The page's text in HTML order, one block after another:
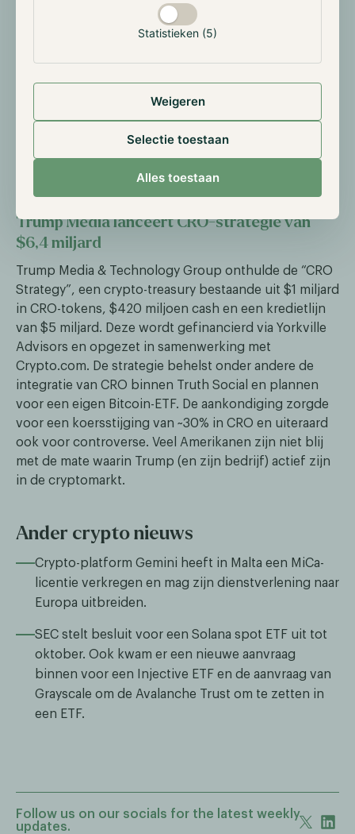
Statistieken (5)
Weigeren
Selectie toestaan
Alles toestaan
niveau sinds december 2018. Deze structurele
uitstroom duidt op toenemende zelfcustody onder
beleggers én groeiende activiteit van institutionele
partijen voor o.a. ETF’s en bedrijfsreserves.
De afnemende beschikbaarheid van BTC op beurzen
creîbrt schaarste en vormt een opwaartse kracht op
de prijs. Sinds begin augustus is er bovendien een
BTC. Dit wijst op accumulatie door grotere partijen.
Trump Media lanceert CRO-strategie van
$6,4 miljard
Trump Media & Technology Group onthulde de “CRO
Strategy”, een crypto-treasury bestaande uit $1 miljard
in CRO-tokens, $420 miljoen cash en een kredietlijn
van $5 miljard. Deze wordt gefinancierd via Yorkville
Advisors en opgezet in samenwerking met
Crypto.com. De strategie behelst onder andere de
integratie van CRO binnen Truth Social en plannen
voor een eigen Bitcoin-ETF. De aankondiging zorgde
voor een koersstijging van ~30% in CRO en uiteraard
ook voor controverse. Veel Amerikanen zijn niet blij
met de mate waarin Trump (en zijn bedrijf) actief zijn
in de cryptomarkt.
Ander crypto nieuws
Crypto-platform Gemini heeft in Malta een MiCa-
licentie verkregen en mag zijn dienstverlening naar
Europa uitbreiden.
SEC stelt besluit voor een Solana spot ETF uit tot
oktober. Ook kwam er een nieuwe aanvraag
binnen voor een Injective ETF en de aanvraag van
Grayscale om de Avalanche Trust om te zetten in
een ETF.
Follow us on our socials for the latest weekly
updates.